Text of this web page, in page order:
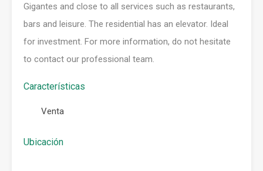
Gigantes and close to all services such as restaurants,
bars and leisure. The residential has an elevator. Ideal
for investment. For more information, do not hesitate
to contact our professional team.
Características
Venta
Ubicación